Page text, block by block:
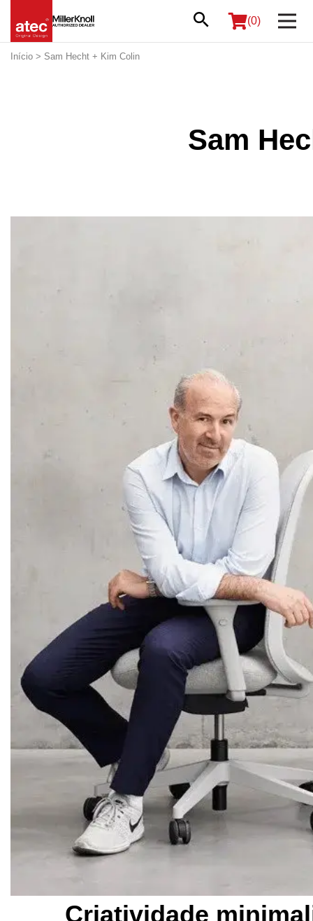
(0)
Início > Sam Hecht + Kim Colin
Sam
Criatividade